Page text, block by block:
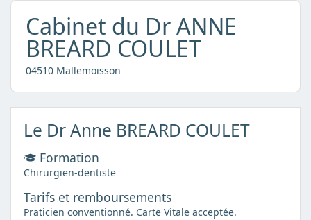
Cabinet du Dr ANNE
BREARD COULET
04510 Mallemoisson
Le Dr Anne BREARD COULET
Formation
Chirurgien-dentiste
Tarifs et remboursements
Praticien conventionné. Carte Vitale acceptée.